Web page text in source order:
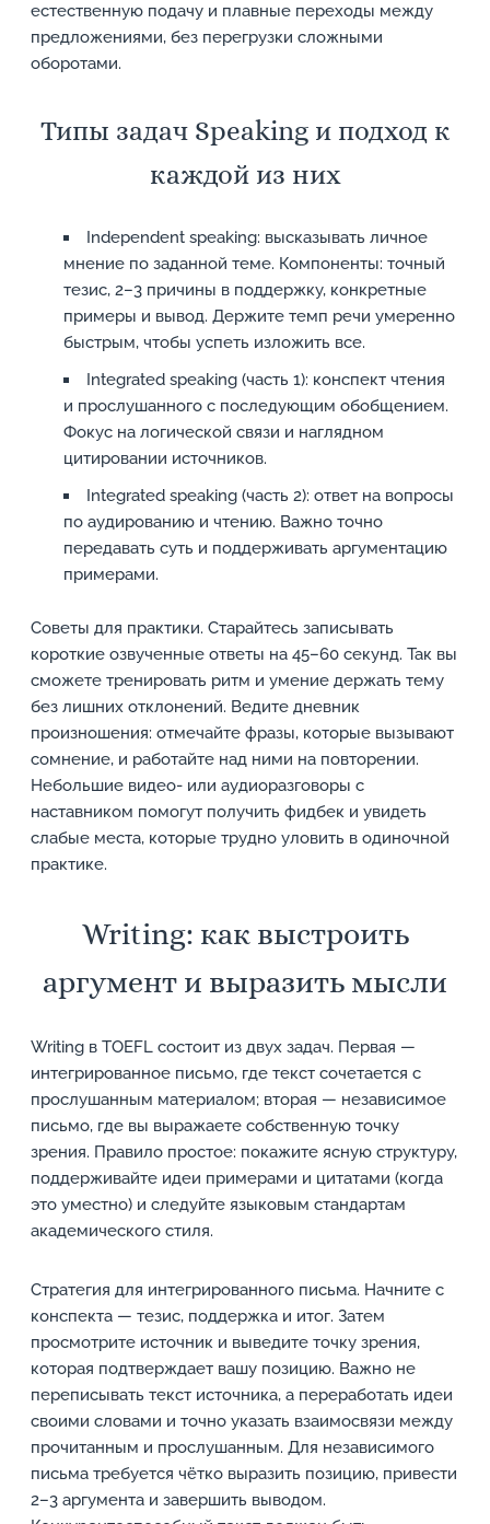
естественную подачу и плавные переходы между
предложениями, без перегрузки сложными
оборотами.
Типы задач Speaking и подход к
каждой из них
Independent speaking: высказывать личное
мнение по заданной теме. Компоненты: точный
тезис, 2–3 причины в поддержку, конкретные
примеры и вывод. Держите темп речи умеренно
быстрым, чтобы успеть изложить все.
Integrated speaking (часть 1): конспект чтения
и прослушанного с последующим обобщением.
Фокус на логической связи и наглядном
цитировании источников.
Integrated speaking (часть 2): ответ на вопросы
по аудированию и чтению. Важно точно
передавать суть и поддерживать аргументацию
примерами.
Советы для практики. Старайтесь записывать
короткие озвученные ответы на 45–60 секунд. Так вы
сможете тренировать ритм и умение держать тему
без лишних отклонений. Ведите дневник
произношения: отмечайте фразы, которые вызывают
сомнение, и работайте над ними на повторении.
Небольшие видео- или аудиоразговоры с
наставником помогут получить фидбек и увидеть
слабые места, которые трудно уловить в одиночной
практике.
Writing: как выстроить
аргумент и выразить мысли
Writing в TOEFL состоит из двух задач. Первая —
интегрированное письмо, где текст сочетается с
прослушанным материалом; вторая — независимое
письмо, где вы выражаете собственную точку
зрения. Правило простое: покажите ясную структуру,
поддерживайте идеи примерами и цитатами (когда
это уместно) и следуйте языковым стандартам
академического стиля.
Стратегия для интегрированного письма. Начните с
конспекта — тезис, поддержка и итог. Затем
просмотрите источник и выведите точку зрения,
которая подтверждает вашу позицию. Важно не
переписывать текст источника, а переработать идеи
своими словами и точно указать взаимосвязи между
прочитанным и прослушанным. Для независимого
письма требуется чётко выразить позицию, привести
2–3 аргумента и завершить выводом.